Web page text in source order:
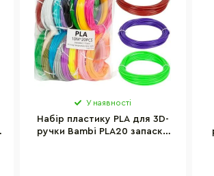
У наявності
Набір пластику PLA для 3D-
ручки Bambi PLA20 запаска